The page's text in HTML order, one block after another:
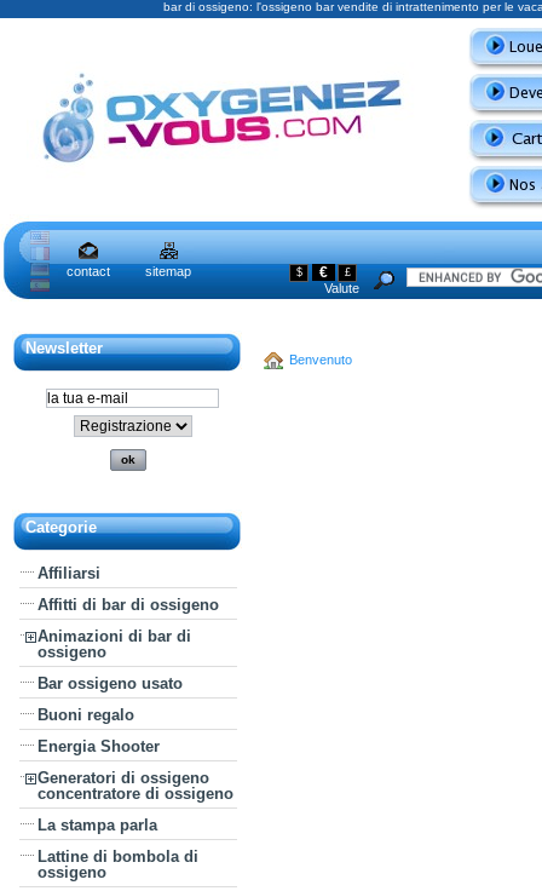
bar di ossigeno: l'ossigeno bar vendite di intrattenimento per le
contact sitemap $ € £
Valute
Newsletter
Categorie
Affiliarsi
Affitti di bar di ossigeno
Animazioni di bar di
ossigeno
Bar ossigeno usato
Buoni regalo
Energia Shooter
Generatori di ossigeno
concentratore di ossigeno
La stampa parla
Lattine di bombola di
ossigeno
Benvenuto